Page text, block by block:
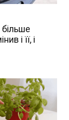
і її, і